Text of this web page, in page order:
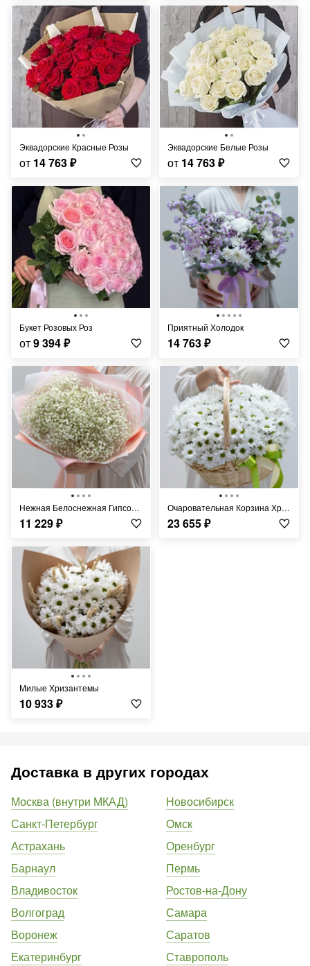
Эквадорские Красные Розы
от 14 763₽
Эквадорские Белые Розы
от 14 763₽
Букет Розовых Роз
от9 394₽
Приятный Холодок
14 763₽
Нежная Белоснежная Гипсофила
11 229₽
Очаровательная Корзина Хризантем
23 655₽
Милые Хризантемы
10 933₽
Доставка в других городах
Москва (внутри МКАД)
Санкт-Петербург
Астрахань
Барнаул
Владивосток
Волгоград
Воронеж
Екатеринбург
Новосибирск
Омск
Оренбург
Пермь
Ростов-на-Дону
Самара
Саратов
Ставрополь